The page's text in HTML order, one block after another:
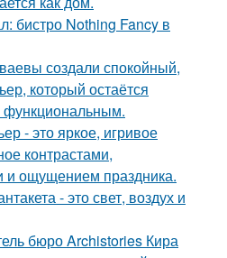
бистро Nothing Fancy в
создали спокойный,
который остаётся
функциональным.
- это яркое, игривое
контрастами,
ощущением праздника.
- это свет, воздух и
бюро Archistories Кира